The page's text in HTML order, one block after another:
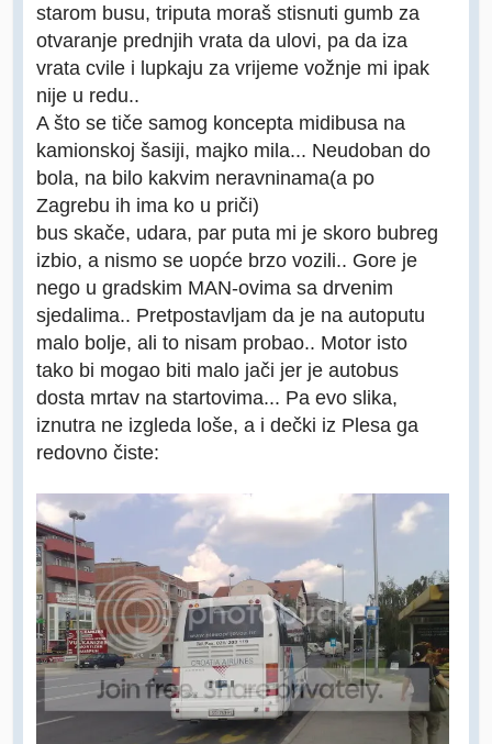
starom busu, triputa moraš stisnuti gumb za
otvaranje prednjih vrata da ulovi, pa da iza
vrata cvile i lupkaju za vrijeme vožnje mi ipak
nije u redu..
A što se tiče samog koncepta midibusa na
kamionskoj šasiji, majko mila... Neudoban do
bola, na bilo kakvim neravninama(a po
Zagrebu ih ima ko u priči)
bus skače, udara, par puta mi je skoro bubreg
izbio, a nismo se uopće brzo vozili.. Gore je
nego u gradskim MAN-ovima sa drvenim
sjedalima.. Pretpostavljam da je na autoputu
malo bolje, ali to nisam probao.. Motor isto
tako bi mogao biti malo jači jer je autobus
dosta mrtav na startovima... Pa evo slika,
iznutra ne izgleda loše, a i dečki iz Plesa ga
redovno čiste: